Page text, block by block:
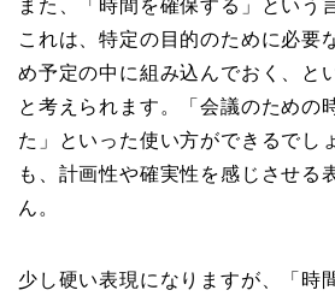
また、「時間を確保する」という
これは、特定の目的のために必要
め予定の中に組み込んでおく、と
と考えられます。「会議のための
た」といった使い方ができるでし
も、計画性や確実性を感じさせる
ん。
少し硬い表現になりますが、「時